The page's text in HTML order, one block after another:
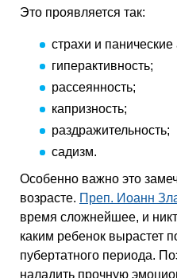
Это проявляется так:
страхи и панические
гиперактивность;
рассеянность;
капризность;
раздражительность;
садизм.
Особенно важно это
возрасте. Преп. Иоанн
время сложнейшее, и
каким ребенок вырастет
пубертатного периода.
наладить прочную